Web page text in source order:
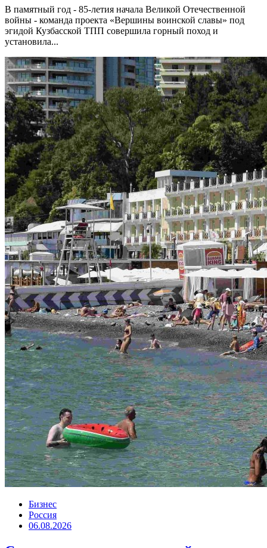
В памятный год - 85-летия начала Великой Отечественной
войны - команда проекта «Вершины воинской славы» под
эгидой Кузбасской ТПП совершила горный поход и
установила...
Бизнес
Россия
06.08.2026